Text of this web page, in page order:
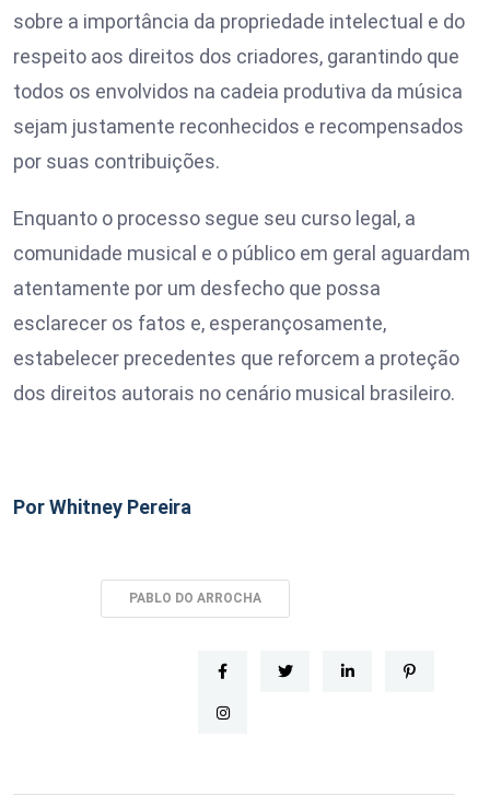
sobre a importância da propriedade intelectual e do
respeito aos direitos dos criadores, garantindo que
todos os envolvidos na cadeia produtiva da música
sejam justamente reconhecidos e recompensados
por suas contribuições.
Enquanto o processo segue seu curso legal, a
comunidade musical e o público em geral aguardam
atentamente por um desfecho que possa
esclarecer os fatos e, esperançosamente,
estabelecer precedentes que reforcem a proteção
dos direitos autorais no cenário musical brasileiro.
Por Whitney Pereira
PABLO DO ARROCHA